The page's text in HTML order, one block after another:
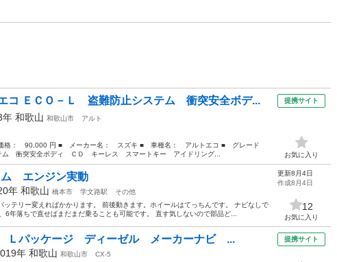
コ ＥＣＯ－Ｌ 盗難防止システム 衝突安全ボデ...
年 和歌山 和歌山市
アルト
格： 90,000 円 ■ メーカー名： スズキ ■ 車種名： アルトエコ ■ グレード
衝突安全ボディ ＣＤ キーレス スマートキー アイドリング...
提携サイト
お気に入り
ム エンジン実動
年 和歌山 橋本市 学文路駅
その他
ッテリー変えればかかります。 前後動きます。ホイールはてっちんです。 ナビなしで
年落ちで直せばまだまだ乗ることも可能です。 直す気しないので部品ど...
更新8月4日
作成8月4日
12
お気に入り
Ｌパッケージ ディーゼル メーカーナビ ...
年 和歌山 和歌山市
CX-5
提携サイト